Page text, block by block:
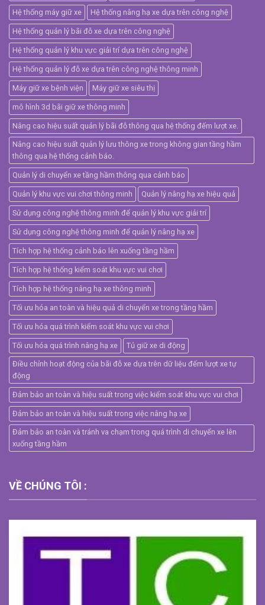
Hệ thống máy giữ xe Hệ thống nâng hạ xe dựa trên công nghệ
Hệ thống quản lý bãi đỗ xe dựa trên công nghệ
Hệ thống quản lý khu vực giải trí dựa trên công nghệ
Hệ thống quản lý đỗ xe dựa trên công nghệ thông minh
Máy giữ xe bệnh viện Máy giữ xe siêu thị
mô hình 3d bãi giữ xe thông minh
Nâng cao hiệu suất quản lý bãi đỗ thông qua hệ thống đếm lượt xe.
Nâng cao hiệu suất quản lý lưu thông xe trong không gian tầng hầm
thông qua hệ thống cảnh báo.
Quản lý di chuyển xe tầng hầm thông qua cảnh báo
Quản lý khu vực vui chơi thông minh Quản lý nâng hạ xe hiệu quả
Sử dụng công nghệ thông minh để quản lý khu vực giải trí
Sử dụng công nghệ thông minh để quản lý nâng hạ xe
Tích hợp hệ thống cảnh báo lên xuống tầng hầm
Tích hợp hệ thống kiểm soát khu vực vui chơi
Tích hợp hệ thống nâng hạ xe thông minh
Tối ưu hóa an toàn và hiệu quả di chuyển xe trong tầng hầm
Tối ưu hóa quá trình kiểm soát khu vực vui chơi
Tối ưu hóa quá trình nâng hạ xe Tủ giữ xe di động
Điều chỉnh hoạt động của bãi đỗ xe dựa trên dữ liệu đếm lượt xe tự
động
Đảm bảo an toàn và hiệu suất trong việc kiểm soát khu vực vui chơi
Đảm bảo an toàn và hiệu suất trong việc nâng hạ xe
Đảm bảo an toàn và tránh va chạm trong quá trình di chuyển xe lên
xuống tầng hầm
VỀ CHÚNG TÔI :